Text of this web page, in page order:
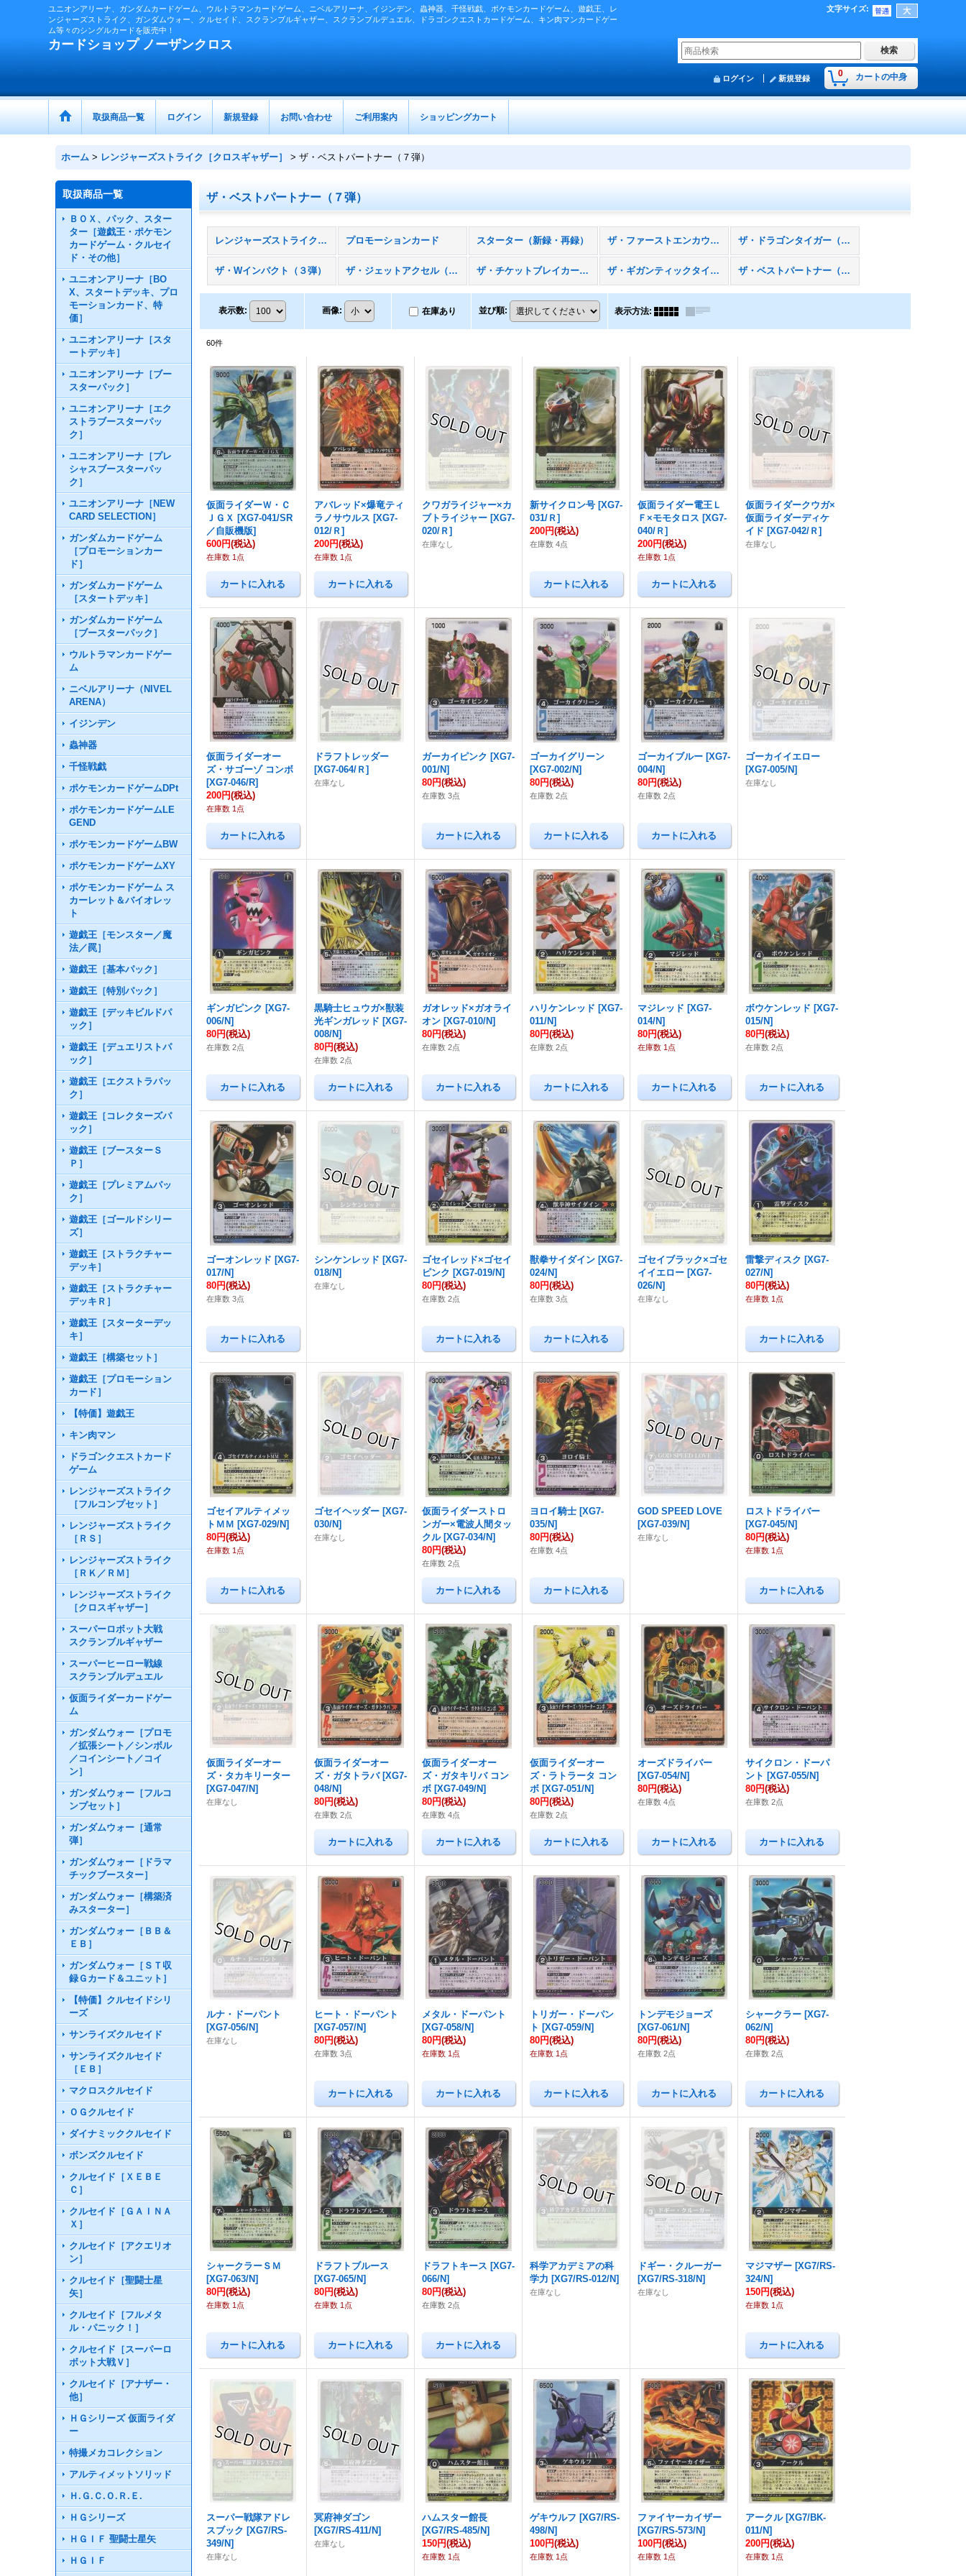
ユニオンアリーナ、ガンダムカードゲーム、ウルトラマンカードゲーム、ニベルアリーナ、イジンデン、蟲神器、千怪戦戯、ポケモンカードゲーム、遊戯王、レ
ンジャーズストライク、ガンダムウォー、クルセイド、スクランブルギャザー、スクランブルデュエル、ドラゴンクエストカードゲーム、キン肉マンカードゲー
ム等々のシングルカードを販売中！
文字サイズ:
カードショップ ノーザンクロス
0 カートの中身
ログイン 新規登録
取扱商品一覧 ログイン 新規登録 お問い合わせ ご利用案内 ショッピングカート
ホーム > レンジャーズストライク［クロスギャザー］ > ザ・ベストパートナー（７弾）
取扱商品一覧
ＢＯＸ、パック、スター
ター［遊戯王・ポケモン
カードゲーム・クルセイ
ド・その他］
ユニオンアリーナ［BO
X、スタートデッキ、プロ
モーションカード、特
価］
ユニオンアリーナ［スタ
ートデッキ］
ユニオンアリーナ［ブー
スターパック］
ユニオンアリーナ［エク
ストラブースターパッ
ク］
ユニオンアリーナ［プレ
シャスブースターパッ
ク］
ユニオンアリーナ［NEW
CARD SELECTION］
ガンダムカードゲーム
［プロモーションカー
ド］
ガンダムカードゲーム
［スタートデッキ］
ガンダムカードゲーム
［ブースターパック］
ウルトラマンカードゲー
ム
ニベルアリーナ（NIVEL
ARENA）
イジンデン
蟲神器
千怪戦戯
ポケモンカードゲームDPt
ポケモンカードゲームLE
GEND
ポケモンカードゲームBW
ポケモンカードゲームXY
ポケモンカードゲーム ス
カーレット＆バイオレッ
ト
遊戯王［モンスター／魔
法／罠］
遊戯王［基本パック］
遊戯王［特別パック］
遊戯王［デッキビルドパ
ック］
遊戯王［デュエリストパ
ック］
遊戯王［エクストラパッ
ク］
遊戯王［コレクターズパ
ック］
遊戯王［ブースターＳ
Ｐ］
遊戯王［プレミアムパッ
ク］
遊戯王［ゴールドシリー
ズ］
遊戯王［ストラクチャー
デッキ］
遊戯王［ストラクチャー
デッキＲ］
遊戯王［スターターデッ
キ］
遊戯王［構築セット］
遊戯王［プロモーション
カード］
【特価】遊戯王
キン肉マン
ドラゴンクエストカード
ゲーム
レンジャーズストライク
［フルコンプセット］
レンジャーズストライク
［ＲＳ］
レンジャーズストライク
［ＲＫ／ＲＭ］
レンジャーズストライク
［クロスギャザー］
スーパーロボット大戦
スクランブルギャザー
スーパーヒーロー戦線
スクランブルデュエル
仮面ライダーカードゲー
ム
ガンダムウォー［プロモ
／拡張シート／シンボル
／コインシート／コイ
ン］
ガンダムウォー［フルコ
ンプセット］
ガンダムウォー［通常
弾］
ガンダムウォー［ドラマ
チックブースター］
ガンダムウォー［構築済
みスターター］
ガンダムウォー［ＢＢ＆
ＥＢ］
ガンダムウォー［ＳＴ収
録Ｇカード＆ユニット］
【特価】クルセイドシリ
ーズ
サンライズクルセイド
サンライズクルセイド
［ＥＢ］
マクロスクルセイド
ＯＧクルセイド
ダイナミッククルセイド
ボンズクルセイド
クルセイド［ＸＥＢＥ
Ｃ］
クルセイド［ＧＡＩＮＡ
Ｘ］
クルセイド［アクエリオ
ン］
クルセイド［聖闘士星
矢］
クルセイド［フルメタ
ル・パニック！］
クルセイド［スーパーロ
ボット大戦Ｖ］
クルセイド［アナザー・
他］
ＨＧシリーズ 仮面ライダ
ー
特撮メカコレクション
アルティメットソリッド
Ｈ.Ｇ.Ｃ.Ｏ.Ｒ.Ｅ.
ＨＧシリーズ
ＨＧＩＦ 聖闘士星矢
ＨＧＩＦ
ザ・ベストパートナー（７弾）
レンジャーズストライク［クロスギャザー］ (全商品) プロモーションカード スターター（新録・再録） ザ・ファーストエンカウント（１弾） ザ・ドラゴンタイガー（２弾）
ザ・Wインパクト（３弾） ザ・ジェットアクセル（４弾） ザ・チケットブレイカー（５弾） ザ・ギガンティックタイタン（６弾） ザ・ベストパートナー（７弾）
表示数: 画像: 在庫あり 並び順: 表示方法:
60件
仮面ライダーＷ・Ｃ
ＪＧＸ [XG7-041/SR
／自販機版]
600円(税込)
在庫数 1点
アバレッド×爆竜ティ
ラノサウルス [XG7-
012/Ｒ]
200円(税込)
在庫数 1点
クワガライジャー×カ
ブトライジャー [XG7-
020/Ｒ]
在庫なし
新サイクロン号 [XG7-
031/Ｒ]
200円(税込)
在庫数 4点
仮面ライダー電王Ｌ
Ｆ×モモタロス [XG7-
040/Ｒ]
200円(税込)
在庫数 1点
仮面ライダークウガ×
仮面ライダーディケ
イド [XG7-042/Ｒ]
在庫なし
仮面ライダーオー
ズ・サゴーゾ コンボ
[XG7-046/R]
200円(税込)
在庫数 1点
ドラフトレッダー
[XG7-064/Ｒ]
在庫なし
ガーカイピンク [XG7-
001/N]
80円(税込)
在庫数 3点
ゴーカイグリーン
[XG7-002/N]
80円(税込)
在庫数 2点
ゴーカイブルー [XG7-
004/N]
80円(税込)
在庫数 2点
ゴーカイイエロー
[XG7-005/N]
在庫なし
ギンガピンク [XG7-
006/N]
80円(税込)
在庫数 2点
黒騎士ヒュウガ×獣装
光ギンガレッド [XG7-
008/N]
80円(税込)
在庫数 2点
ガオレッド×ガオライ
オン [XG7-010/N]
80円(税込)
在庫数 2点
ハリケンレッド [XG7-
011/N]
80円(税込)
在庫数 2点
マジレッド [XG7-
014/N]
80円(税込)
在庫数 1点
ボウケンレッド [XG7-
015/N]
80円(税込)
在庫数 2点
ゴーオンレッド [XG7-
017/N]
80円(税込)
在庫数 3点
シンケンレッド [XG7-
018/N]
在庫なし
ゴセイレッド×ゴセイ
ピンク [XG7-019/N]
80円(税込)
在庫数 2点
獣拳サイダイン [XG7-
024/N]
80円(税込)
在庫数 3点
ゴセイブラック×ゴセ
イイエロー [XG7-
026/N]
在庫なし
雷撃ディスク [XG7-
027/N]
80円(税込)
在庫数 1点
ゴセイアルティメッ
トＭＭ [XG7-029/N]
80円(税込)
在庫数 1点
ゴセイヘッダー [XG7-
030/N]
在庫なし
仮面ライダーストロ
ンガー×電波人間タッ
クル [XG7-034/N]
80円(税込)
在庫数 2点
ヨロイ騎士 [XG7-
035/N]
80円(税込)
在庫数 4点
GOD SPEED LOVE
[XG7-039/N]
在庫なし
ロストドライバー
[XG7-045/N]
80円(税込)
在庫数 1点
仮面ライダーオー
ズ・タカキリーター
[XG7-047/N]
在庫なし
仮面ライダーオー
ズ・ガタトラバ [XG7-
048/N]
80円(税込)
在庫数 2点
仮面ライダーオー
ズ・ガタキリバ コン
ボ [XG7-049/N]
80円(税込)
在庫数 4点
仮面ライダーオー
ズ・ラトラータ コン
ボ [XG7-051/N]
80円(税込)
在庫数 2点
オーズドライバー
[XG7-054/N]
80円(税込)
在庫数 4点
サイクロン・ドーパ
ント [XG7-055/N]
80円(税込)
在庫数 2点
ルナ・ドーパント
[XG7-056/N]
在庫なし
ヒート・ドーパント
[XG7-057/N]
80円(税込)
在庫数 3点
メタル・ドーパント
[XG7-058/N]
80円(税込)
在庫数 1点
トリガー・ドーパン
ト [XG7-059/N]
80円(税込)
在庫数 1点
トンデモジョーズ
[XG7-061/N]
80円(税込)
在庫数 2点
シャークラー [XG7-
062/N]
80円(税込)
在庫数 2点
シャークラーＳＭ
[XG7-063/N]
80円(税込)
在庫数 1点
ドラフトブルース
[XG7-065/N]
80円(税込)
在庫数 1点
ドラフトキース [XG7-
066/N]
80円(税込)
在庫数 2点
科学アカデミアの科
学力 [XG7/RS-012/N]
在庫なし
ドギー・クルーガー
[XG7/RS-318/N]
在庫なし
マジマザー [XG7/RS-
324/N]
150円(税込)
在庫数 1点
スーパー戦隊アドレ
スブック [XG7/RS-
349/N]
在庫なし
冥府神ダゴン
[XG7/RS-411/N]
在庫なし
ハムスター館長
[XG7/RS-485/N]
150円(税込)
在庫数 1点
ゲキウルフ [XG7/RS-
498/N]
100円(税込)
在庫数 1点
ファイヤーカイザー
[XG7/RS-573/N]
100円(税込)
在庫数 1点
アークル [XG7/BK-
011/N]
200円(税込)
在庫数 1点